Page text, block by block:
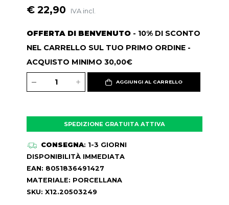
€ 22,90 IVA incl.
OFFERTA DI BENVENUTO - 10% DI SCONTO
NEL CARRELLO SUL TUO PRIMO ORDINE -
ACQUISTO MINIMO 30,00€
AGGIUNGI AL CARRELLO
SPEDIZIONE GRATUITA ATTIVA
CONSEGNA: 1-3 GIORNI
DISPONIBILITÀ IMMEDIATA
EAN: 8051836491427
MATERIALE: PORCELLANA
SKU: X12.20503249